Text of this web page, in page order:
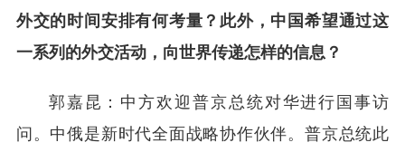
外交的时间安排有何考量？此外，中国希望通过这
一系列的外交活动，向世界传递怎样的信息？
郭嘉昆：中方欢迎普京总统对华进行国事访
问。中俄是新时代全面战略协作伙伴。普京总统此